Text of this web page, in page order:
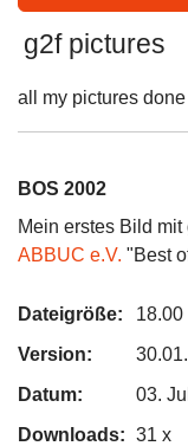
g2f pictures
all my pictures
BOS 2002
Mein erstes Bild
ABBUC e.V. "Best
Dateigröße:
18.00
Version:
Datum:
03.
Downloads: 31 x